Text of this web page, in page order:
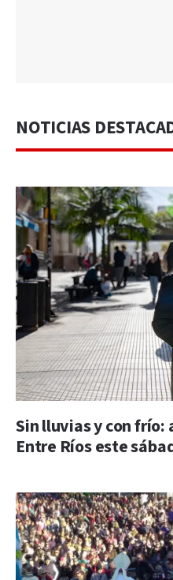
NOTICIAS
Sin lluvias y con frío:
Entre Ríos este